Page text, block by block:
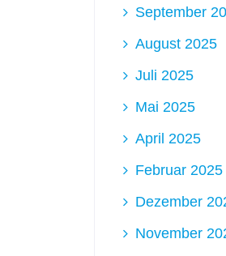
September
August 2025
Juli 2025
Mai 2025
April 2025
Februar 2025
Dezember
November